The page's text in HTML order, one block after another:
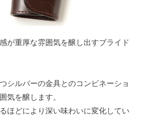
が重厚な雰囲気を醸し出すブライド
シルバーの金具とのコンビネーショ
気を醸します。
ほどにより深い味わいに変化してい